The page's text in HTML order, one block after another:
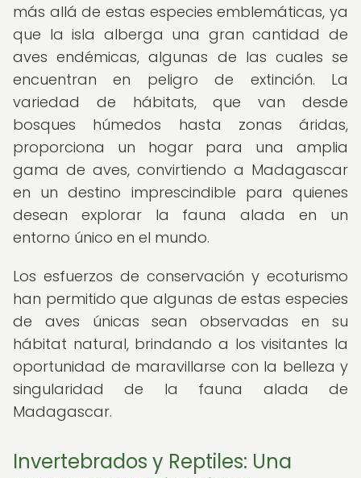
más allá de estas especies emblemáticas, ya
que la isla alberga una gran cantidad de
aves endémicas, algunas de las cuales se
encuentran en peligro de extinción. La
variedad de hábitats, que van desde
bosques húmedos hasta zonas áridas,
proporciona un hogar para una amplia
gama de aves, convirtiendo a Madagascar
en un destino imprescindible para quienes
desean explorar la fauna alada en un
entorno único en el mundo.
Los esfuerzos de conservación y ecoturismo
han permitido que algunas de estas especies
de aves únicas sean observadas en su
hábitat natural, brindando a los visitantes la
oportunidad de maravillarse con la belleza y
singularidad de la fauna alada de
Madagascar.
Invertebrados y Reptiles: Una